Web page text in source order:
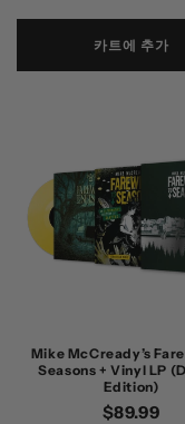
카트에 추가
Mike McCready’s
Seasons + Vinyl LP
Edition)
정
$89.99